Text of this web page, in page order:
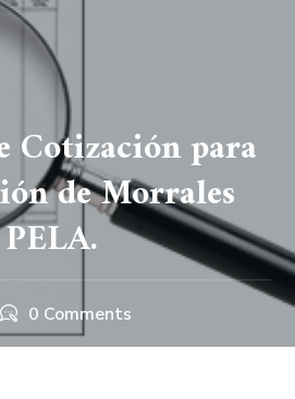
Cotización para
de Morrales
0 Comments